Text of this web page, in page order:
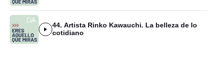
44. Artista Rinko Kawauchi. La belleza de lo
cotidiano